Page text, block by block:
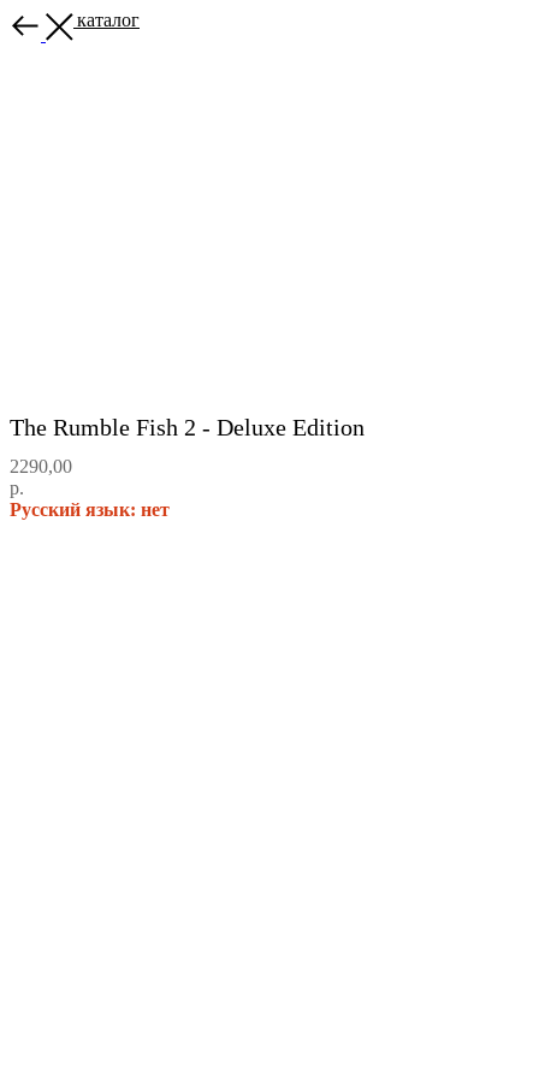
Назад в каталог
The Rumble Fish 2 - Deluxe Edition
2290,00
р.
Русский язык: нет